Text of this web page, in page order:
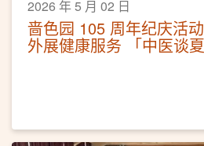
2026 年 5 月 02 日
啬色园 105 周年纪庆活
外展健康服务 「中医谈